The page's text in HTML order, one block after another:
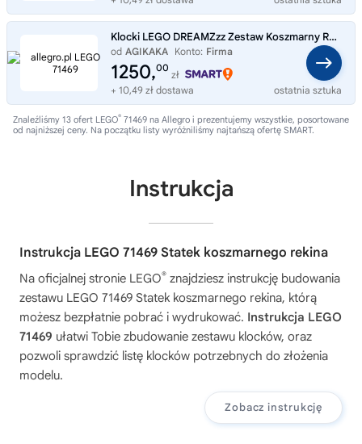
Klocki LEGO DREAMZzz Zestaw Koszmarny Rekinokręt 2 w 1 71469
od AGIKAKA Konto: Firma
1250,00
zł
+ 10,49 zł dostawa
ostatnia sztuka
Znaleźliśmy 13 ofert LEGO® 71469 na Allegro i prezentujemy wszystkie, posortowane
od najniższej ceny. Na początku listy wyróżniliśmy najtańszą ofertę SMART.
Instrukcja
Instrukcja LEGO 71469 Statek koszmarnego rekina
Na oficjalnej stronie LEGO® znajdziesz instrukcję budowania
zestawu LEGO 71469 Statek koszmarnego rekina, którą
możesz bezpłatnie pobrać i wydrukować. Instrukcja LEGO
71469 ułatwi Tobie zbudowanie zestawu klocków, oraz
pozwoli sprawdzić listę klocków potrzebnych do złożenia
modelu.
Zobacz instrukcję